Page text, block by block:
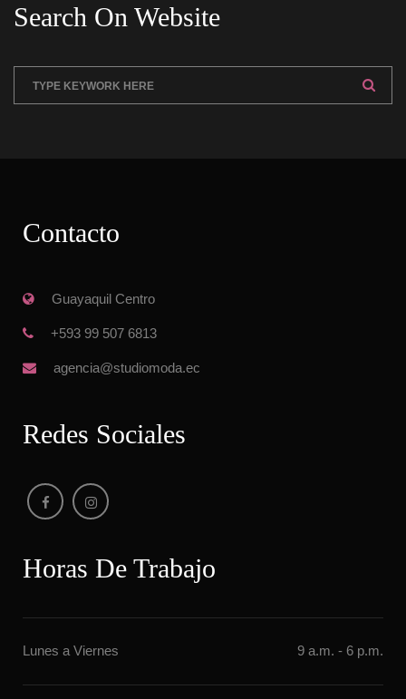
Search On Website
Contacto
Guayaquil Centro
+593 99 507 6813
agencia@studiomoda.ec
Redes Sociale
Horas De Trabajo
Lunes a Vierne 9 a.m. - 6 p.m.